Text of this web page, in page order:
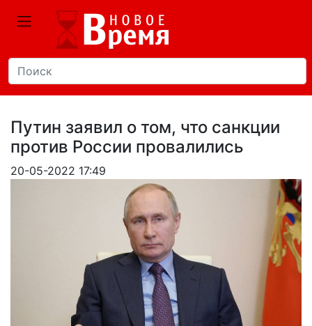
Путин заявил о том, что санкции
против России провалились
20-05-2022 17:49